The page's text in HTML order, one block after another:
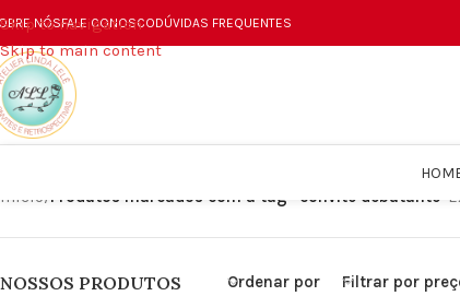
Skip to navigation
Skip to main content
NÓSFALE CONOSCODÚVIDAS FREQUENTES
Início/ Produtos marcados com a tag “convite debutante”
NOSSOS PRODUTOS Ordenar por Filtrar por